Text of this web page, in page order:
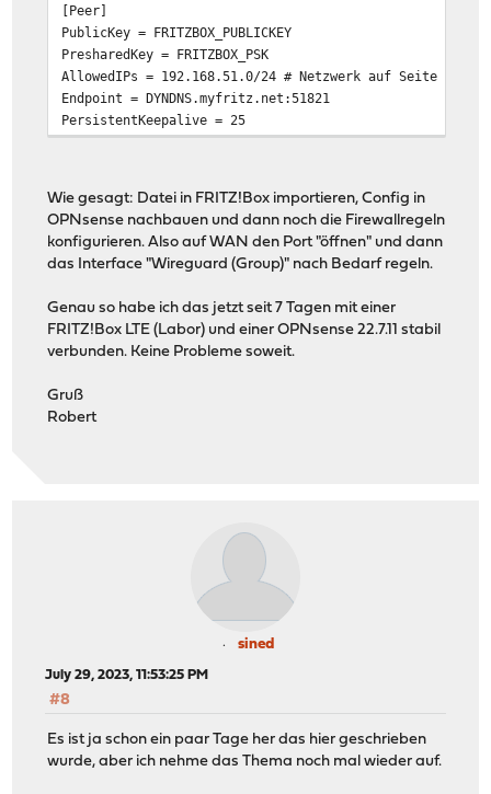
[Peer]
PublicKey = FRITZBOX_PUBLICKEY
PresharedKey = FRITZBOX_PSK
AllowedIPs = 192.168.51.0/24 # Netzwerk auf Seite der
Endpoint = DYNDNS.myfritz.net:51821
PersistentKeepalive = 25
Wie gesagt: Datei in FRITZ!Box importieren, Config in
OPNsense nachbauen und dann noch die Firewallregeln
konfigurieren. Also auf WAN den Port "öffnen" und dann
das Interface "Wireguard (Group)" nach Bedarf regeln.
Genau so habe ich das jetzt seit 7 Tagen mit einer
FRITZ!Box LTE (Labor) und einer OPNsense 22.7.11 stabil
verbunden. Keine Probleme soweit.
Gruß
Robert
sined
July 29, 2023, 11:53:25 PM
#8
Es ist ja schon ein paar Tage her das hier geschrieben
wurde, aber ich nehme das Thema noch mal wieder auf.